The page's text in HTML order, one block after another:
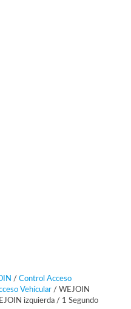
/ Control Acceso
Vehícular/ WEJOIN
izquierda / 1 Segundo